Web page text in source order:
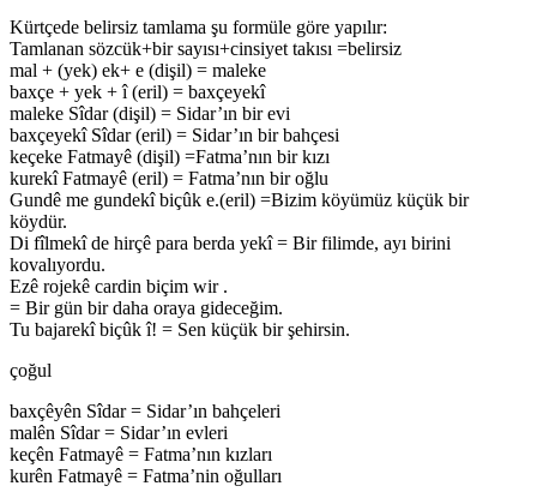
Kürtçede belirsiz tamlama şu formüle göre yapılır:
Tamlanan sözcük+bir sayısı+cinsiyet takısı =belirsiz
mal + (yek) ek+ e (dişil) = maleke
baxçe + yek + î (eril) = baxçeyekî
maleke Sîdar (dişil) = Sidar’ın bir evi
baxçeyekî Sîdar (eril) = Sidar’ın bir bahçesi
keçeke Fatmayê (dişil) =Fatma’nın bir kızı
kurekî Fatmayê (eril) = Fatma’nın bir oğlu
Gundê me gundekî biçûk e.(eril) =Bizim köyümüz küçük bir
köydür.
Di fîlmekî de hirçê para berda yekî = Bir filimde, ayı birini
kovalıyordu.
Ezê rojekê cardin biçim wir .
= Bir gün bir daha oraya gideceğim.
Tu bajarekî biçûk î! = Sen küçük bir şehirsin.
çoğul
baxçêyên Sîdar = Sidar’ın bahçeleri
malên Sîdar = Sidar’ın evleri
keçên Fatmayê = Fatma’nın kızları
kurên Fatmayê = Fatma’nin oğulları